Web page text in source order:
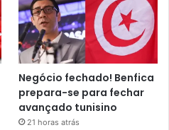
Negócio fechado! Benfica
prepara-se para fechar
avançado tunisino
21 horas atrás